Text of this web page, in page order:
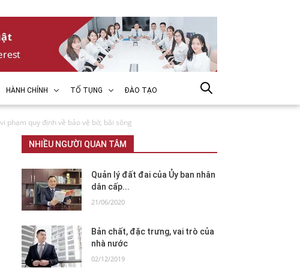
HÀNH CHÍNH TỐ TỤNG ĐÀO TẠO
phạm quy định về bảo vệ bờ, bãi sông
NHIỀU NGƯỜI QUAN TÂM
Quản lý đất đai của Ủy ban nhân
dân cấp...
21/06/2020
Bản chất, đặc trưng, vai trò của
nhà nước
02/12/2019